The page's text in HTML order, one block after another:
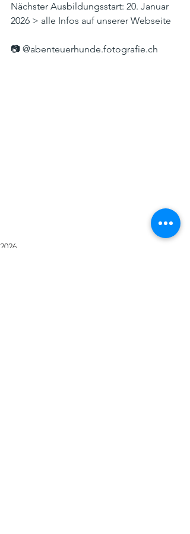
Nächster Ausbildungsstart: 20. Januar
2026 > alle Infos auf unserer Webseite
📷 @abenteuerhunde.fotografie.ch
2026